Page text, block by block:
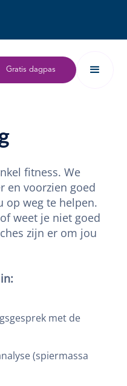
Gratis dagpas
fitness. We
en voorzien goed
op weg te helpen.
weet je niet goed
zijn er om jou
met de
(spiermassa